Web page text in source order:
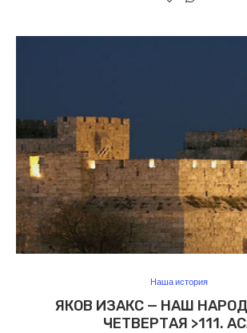
Наша история
ЯКОВ ИЗАКС — НАШ
ЧЕТВЕРТАЯ >111.